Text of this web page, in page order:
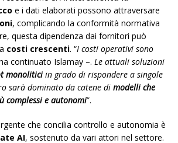
e i dati elaborati possono attraversare
, complicando la conformità normativa
questa dipendenza dai fornitori può
costi crescenti. “I costi operativi sono
continuato Islamay –. Le attuali soluzioni
monoliticiin grado di rispondere a singole
sarà dominato da catene di modelli che
complessi e autonomi”.
che concilia controllo e autonomia è
AI, sostenuto da vari attori nel settore.